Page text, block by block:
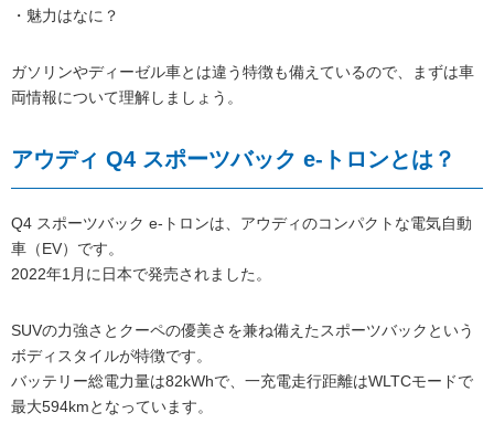
・魅力はなに？
ガソリンやディーゼル車とは違う特徴も備えているので、まずは車
両情報について理解しましょう。
アウディ Q4 スポーツバック e-トロンとは？
Q4 スポーツバック e-トロンは、アウディのコンパクトな電気自動
車（EV）です。
2022年1月に日本で発売されました。
SUVの力強さとクーペの優美さを兼ね備えたスポーツバックという
ボディスタイルが特徴です。
バッテリー総電力量は82kWhで、一充電走行距離はWLTCモードで
最大594kmとなっています。